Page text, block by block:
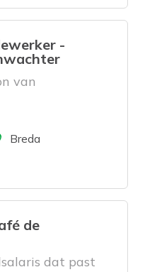
-
van
Breda
de
dat past